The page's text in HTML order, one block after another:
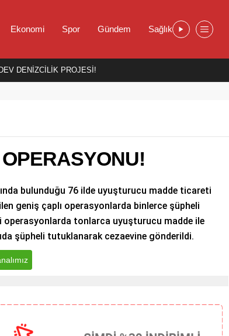
Ekonomi Spor Gündem Sağlık
DENİZCİLİK PROJESİ!
bulunduğu 76 ilde uyuşturucu madde ticareti
geniş çaplı operasyonlarda binlerce şüpheli
operasyonlarda tonlarca uyuşturucu madde ile
şüpheli tutuklanarak cezaevine gönderildi.